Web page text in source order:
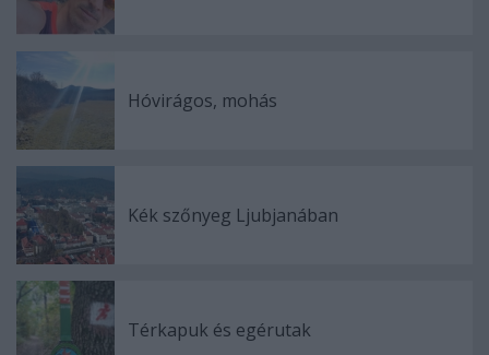
Hóvirágos, mohás
Kék szőnyeg Ljubjanában
Térkapuk és egérutak